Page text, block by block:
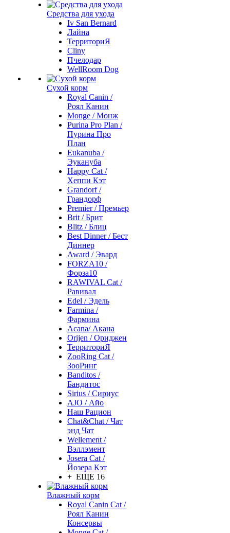
Средства для ухода
Iv San Bernard
Лайна
ТерриториЯ
Cliny
Пчелодар
WellRoom Dog
Сухой корм
Royal Canin /
Роял Канин
Monge / Монж
Purina Pro Plan /
Пурина Про
План
Eukanuba /
Эукануба
Happy Cat /
Хеппи Кэт
Grandorf /
Грандорф
Premier / Премьер
Brit / Брит
Blitz / Блиц
Best Dinner / Бест
Диннер
Award / Эвард
FORZA10 /
Форза10
RAWIVAL Cat /
Равивал
Edel / Эдель
Farmina /
Фармина
Acana/ Акана
Orijen / Ориджен
ТерриториЯ
ZooRing Cat /
ЗооРинг
Banditos /
Бандитос
Sirius / Сириус
AJO / Айо
Наш Рацион
Chat&Chat / Чат
энд Чат
Wellement /
Вэллэмент
Josera Cat /
Йозера Кэт
+ ЕЩЕ 16
Влажный корм
Royal Canin Cat /
Роял Канин
Консервы